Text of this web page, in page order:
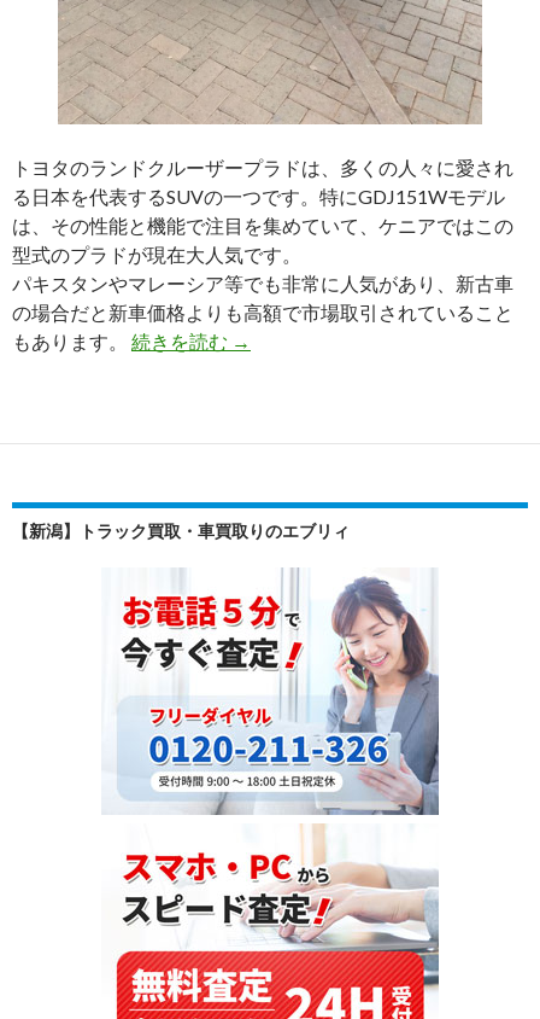
トヨタのランドクルーザープラドは、多くの人々に愛され
る日本を代表するSUVの一つです。特にGDJ151Wモデル
は、その性能と機能で注目を集めていて、ケニアではこの
型式のプラドが現在大人気です。
パキスタンやマレーシア等でも非常に人気があり、新古車
の場合だと新車価格よりも高額で市場取引されていること
もあります。 続きを読む 【海
高
い
古
車】
ト
タ・
ラ
ン
ド
ル
ー
ザ
ー
プ
ラ
→
【新潟】トラック買取・車買取りのエブリィ